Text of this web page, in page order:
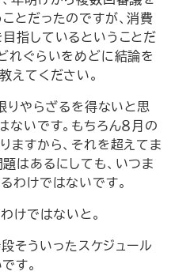
とだったのですが、消費
指しているということだ
れぐらいをめどに結論を
えてください。
りやらざるを得ないと思
ないです。もちろん８月の
ますから、それを超えてま
はあるにしても、いつま
わけではないです。
けではないと。
段そういったスケジュール
す。